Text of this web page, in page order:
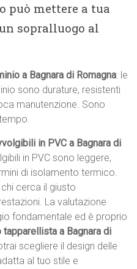
può mettere a tua
sopralluogo al
a Bagnara di Romagna: le
sono durature, resistenti
manutenzione. Sono
in PVC a Bagnara di
in PVC sono leggere,
di isolamento termico.
cerca il giusto
La valutazione
fondamentale ed è proprio
tapparellista a Bagnara di
scegliere il design delle
al tuo stile e